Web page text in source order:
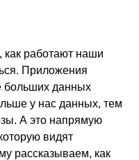
работают наши
Приложения
больших данных
у нас данных, тем
А это напрямую
видят
рассказываем, как